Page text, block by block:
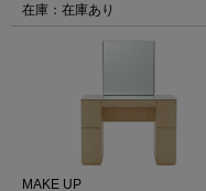
在庫：在庫あり
MAKE UP